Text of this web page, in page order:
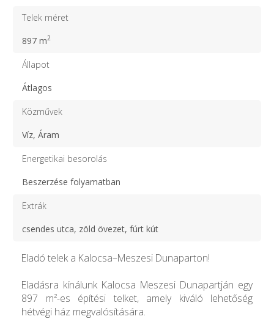
Telek méret
897 m2
Állapot
Átlagos
Közművek
Víz, Áram
Energetikai besorolás
Beszerzése folyamatban
Extrák
csendes utca, zöld övezet, fúrt kút
Eladó telek a Kalocsa–Meszesi Dunaparton!
Eladásra kínálunk Kalocsa Meszesi Dunapartján egy
897 m²-es építési telket, amely kiváló lehetőség
hétvégi ház megvalósítására.